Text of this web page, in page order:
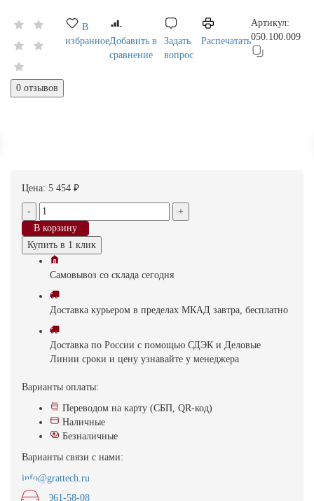
0 отзывов
В
избранноеДобавить в
сравнение
Задать
вопрос
Распечатать
Артикул:
050.100.009
Цена: 5 454 ₽
-
+
В корзину
Купить в 1 клик
Самовывоз со склада cегодня
Доставка курьером в пределах МКАД завтра, бесплатно
Доставка по России с помощью СДЭК и Деловые
Линии сроки и цену узнавайте у менеджера
Варианты оплаты:
Переводом на карту (СБП, QR-код)
Наличные
Безналичные
Варианты связи с нами:
info@grattech.ru
8(499)961-58-08